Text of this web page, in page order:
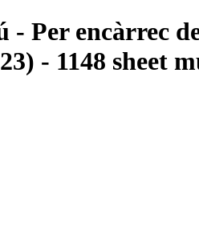
Per encàrrec
- 1148 sheet